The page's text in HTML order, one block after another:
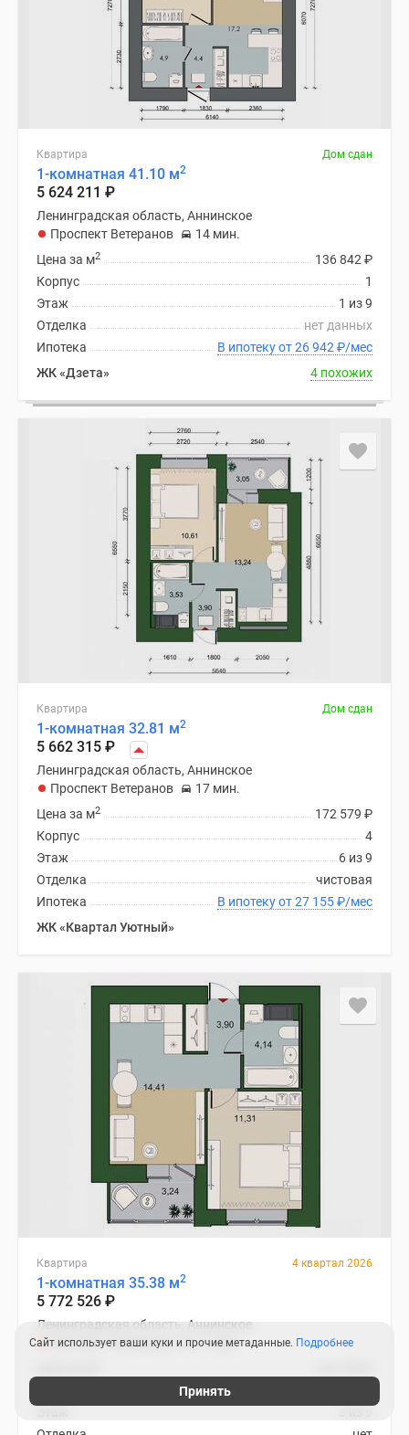
Квартира Дом сдан
1-комнатная 41.10 м2
5 624 211 ₽
Ленинградская область, Аннинское
Проспект Ветеранов
14 мин.
136 842 ₽
Цена за м2
1
Корпус
1 из 9
Этаж
нет данных
Отделка
В ипотеку от 26 942 ₽/мес
Ипотека
ЖК «Дзета»
4 похожих
Квартира Дом сдан
1-комнатная 32.81 м2
5 662 315 ₽
Ленинградская область, Аннинское
Проспект Ветеранов
17 мин.
172 579 ₽
Цена за м2
4
Корпус
6 из 9
Этаж
чистовая
Отделка
В ипотеку от 27 155₽/мес
Ипотека
ЖК «Квартал Уютный»
Квартира 4 квартал 2026
1-комнатная 35.38 м2
5 772 526 ₽
Ленинградская область, Аннинское
Проспект Ветеранов
17 мин.
Сайт использует ваши куки и прочие метаданные. Подробнее
Принять